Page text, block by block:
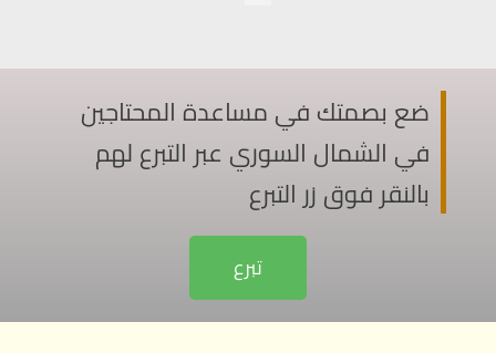
ضع بصمتك في مساعدة المحتاجين
في الشمال السوري عبر التبرع لهم
بالنقر فوق زر التبرع
تبرع